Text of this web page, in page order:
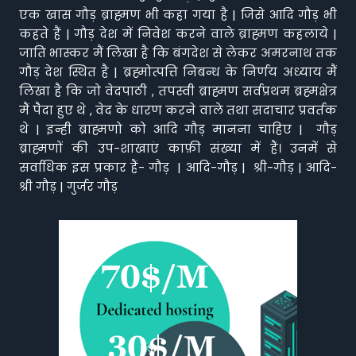
एक खास गौड़ ब्राह्मण भी कहा गया है | जिसे आदि गौड़ भी
कहते हैं | गौड़ देश में निवेश करने वाले ब्राह्मण कहलाये |
जाति भास्कर मैं लिखा है कि बंगदेश से लेकर अमरनाथ तक
गौड़ देश स्थित है | ब्रह्मोत्पत्ति निबन्ध के निर्णय अध्याय मैं
लिखा है कि जो वेदपाठी , तपस्वी ब्राह्मण सर्वप्रथम ब्रह्मक्षेत्र
मैं पैदा हुए थे , वेद के धारण करने वाले तथा सदाचार प्रवर्तक
थे | इन्ही ब्राह्मणो को आदि गौड़ मानना चाहिए | गौड़
ब्राह्मणों की उप-शाखाएं काफ़ी संख्या में हैं। उनमें से
सर्वाधिक इस प्रकार हैं- गौड़ | आदि-गौड़ | श्री-गौड़ | आदि-
श्री गौड़ | गुर्जर गौड़